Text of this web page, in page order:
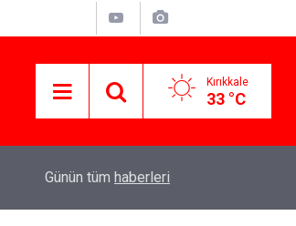
Kırıkkale
33 °C
Kırıkkale’de hayvan hastalıklarına karşı
Günün tüm haberleri